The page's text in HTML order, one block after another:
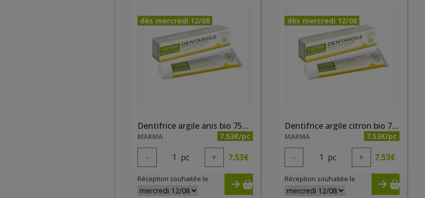
dès mercredi 12/08
Dentifrice argile anis bio 75ml Cattier
MARMA 7.53€/pc
- 1 pc + 7.53€
Réception souhaitée le
dès mercredi 12/08
Dentifrice argile citron bio 75ml Cattier
MARMA 7.53€/pc
- 1 pc + 7.53€
Réception souhaitée le